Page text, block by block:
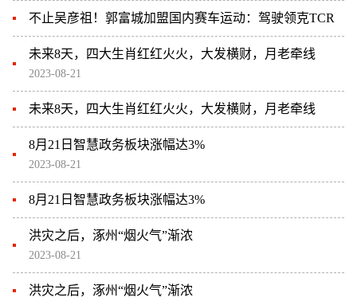
不止吴彦祖！郭富城加盟国内赛车运动：驾驶领克TCR
未来8天，四大生肖红红火火，大发横财，月老牵线
2023-08-21
未来8天，四大生肖红红火火，大发横财，月老牵线
8月21日智慧政务板块涨幅达3%
2023-08-21
8月21日智慧政务板块涨幅达3%
洪灾之后，涿州“烟火气”渐浓
2023-08-21
洪灾之后，涿州“烟火气”渐浓